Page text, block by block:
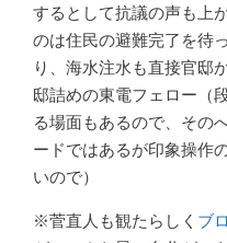
するとして抗議の声も上
のは住民の避難完了を待
り、海水注水も直接官邸
邸詰めの東電フェロー（
る場面もあるので、その
ードではあるが印象操作
いので）
※菅直人も観たらしく ブ